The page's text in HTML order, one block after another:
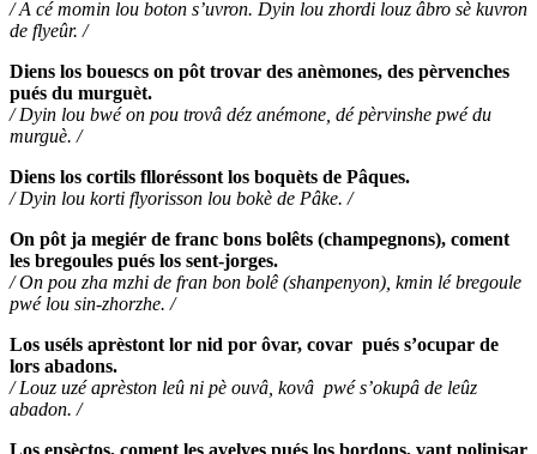
/ A cé momin lou boton s’uvron. Dyin lou zhordi louz âbro sè kuvron
de flyeûr. /
Diens los bouescs on pôt trovar des anèmones, des pèrvenches
pués du murguèt.
/ Dyin lou bwé on pou trovâ déz anémone, dé pèrvinshe pwé du
murguè. /
Diens los cortils flloréssont los boquèts de Pâques.
/ Dyin lou korti flyorisson lou bokè de Pâke. /
On pôt ja megiér de franc bons bolêts (champegnons), coment
les bregoules pués los sent-jorges.
/ On pou zha mzhi de fran bon bolê (shanpenyon), kmin lé bregoule
pwé lou sin-zhorzhe. /
Los uséls aprèstont lor nid por ôvar, covar pués s’ocupar de
lors abadons.
/ Louz uzé aprèston leû ni pè ouvâ, kovâ pwé s’okupâ de leûz
abadon. /
Los ensèctos, coment les avelyes pués los bordons, vant polinisar